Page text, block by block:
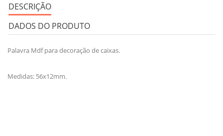
DESCRIÇÃO
DADOS DO PRODUTO
Palavra Mdf para decoração de caixas.
Medidas: 56x12mm.